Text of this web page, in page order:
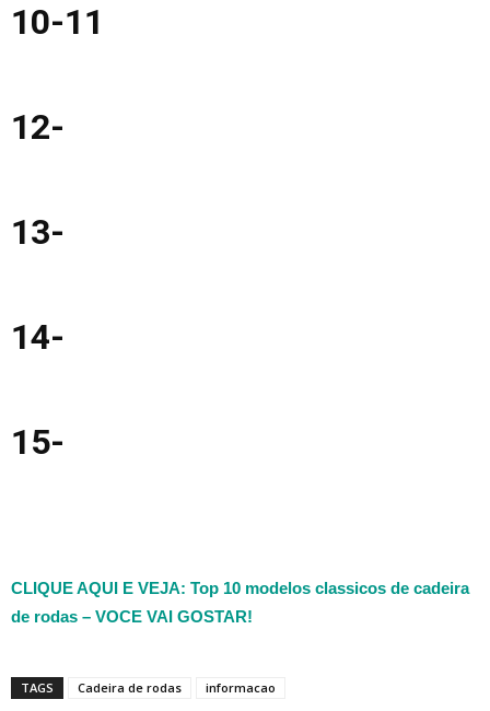
10-11
12-
13-
14-
15-
CLIQUE AQUI E VEJA: Top 10 modelos classicos de cadeira
de rodas – VOCE VAI GOSTAR!
TAGS Cadeira de rodas informacao